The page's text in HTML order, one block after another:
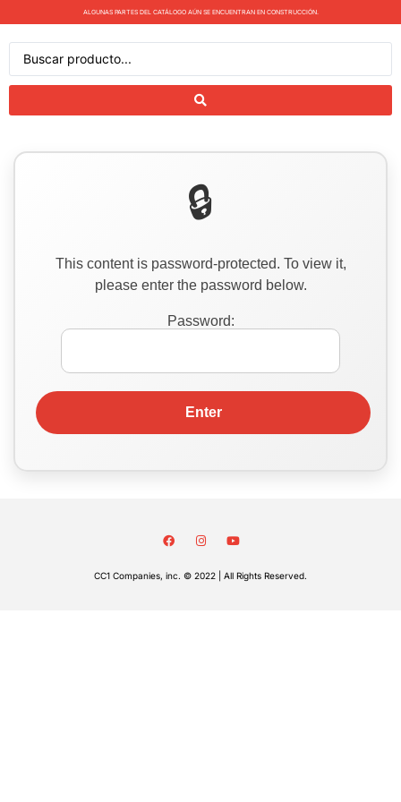
ALGUNAS PARTES DEL CATÁLOGO AÚN SE ENCUENTRAN EN CONSTRUCCIÓN.
This content is password-protected. To view it,
please enter the password below.
Password:
CC1 Companies, inc. © 2022 | All Rights Reserved.